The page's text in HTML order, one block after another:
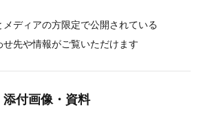
メディアの方限定で公開されている
せ先や情報がご覧いただけます
添付画像・資料